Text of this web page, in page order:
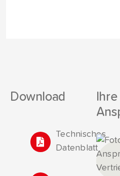
Download
Technisches
Datenblatt
Ihre